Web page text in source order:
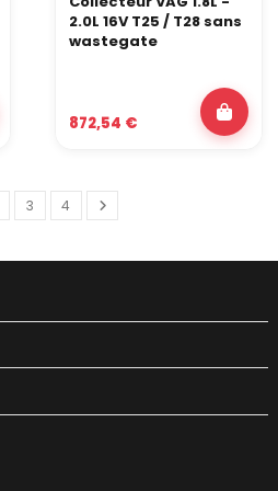
2.0L 16V T25 / T28 sans
wastegate
872,54 €
3 4